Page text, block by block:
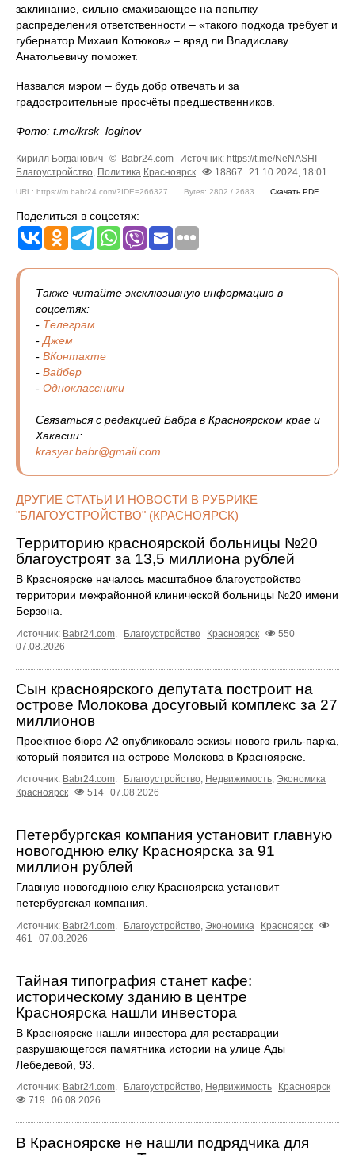
заклинание, сильно смахивающее на попытку
распределения ответственности – «такого подхода требует и
губернатор Михаил Котюков» – вряд ли Владиславу
Анатольевичу поможет.
Назвался мэром – будь добр отвечать и за
градостроительные просчёты предшественников.
Фото: t.me/krsk_loginov
Кирилл Богданович © Babr24.com
Источник: https://t.me/NeNASHI
Благоустройство, Политика Красноярск 18867 21.10.2024, 18:01
URL: https://m.babr24.com/?IDE=266327 Bytes: 2802 / 2683 Скачать PDF
Поделиться в соцсетях:
Также читайте эксклюзивную информацию в
соцсетях:
- Телеграм
- Джем
- ВКонтакте
- Вайбер
- Одноклассники
Связаться с редакцией Бабра в Красноярском крае и
Хакасии:
krasyar.babr@gmail.com
ДРУГИЕ СТАТЬИ И НОВОСТИ В РУБРИКЕ
"БЛАГОУСТРОЙСТВО" (КРАСНОЯРСК)
Территорию красноярской больницы №20
благоустроят за 13,5 миллиона рублей
В Красноярске началось масштабное благоустройство
территории межрайонной клинической больницы №20 имени
Берзона.
Источник: Babr24.com. Благоустройство Красноярск
550
07.08.2026
Сын красноярского депутата построит на
острове Молокова досуговый комплекс за 27
миллионов
Проектное бюро А2 опубликовало эскизы нового гриль-парка,
который появится на острове Молокова в Красноярске.
Источник: Babr24.com. Благоустройство, Недвижимость, Экономика
Красноярск
514 07.08.2026
Петербургская компания установит главную
новогоднюю елку Красноярска за 91
миллион рублей
Главную новогоднюю елку Красноярска установит
петербургская компания.
Источник: Babr24.com. Благоустройство, Экономика
Красноярск
461
07.08.2026
Тайная типография станет кафе:
историческому зданию в центре
Красноярска нашли инвестора
В Красноярске нашли инвестора для реставрации
разрушающегося памятника истории на улице Ады
Лебедевой, 93.
Источник: Babr24.com. Благоустройство, Недвижимость
Красноярск
719
06.08.2026
В Красноярске не нашли подрядчика для